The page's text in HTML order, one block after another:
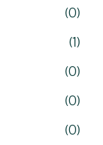
(0)
(1)
(0)
(0)
(0)